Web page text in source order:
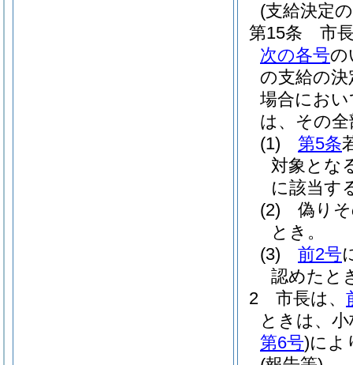
(支給決定
第15条
市
次の各号の
の支給の
場合にお
は、その
(1)
第5条
対象とな
に該当す
(2)
偽り
とき。
(3)
前2号
認めたと
2
市長は、
ときは、
第6号)によ